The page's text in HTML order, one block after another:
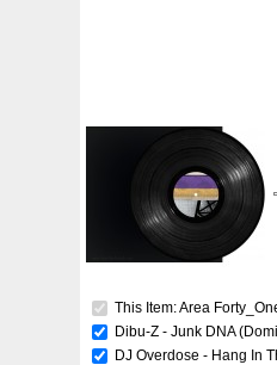
This Item: Area
Dibu-Z - Junk DNA
DJ Overdose - Hang In